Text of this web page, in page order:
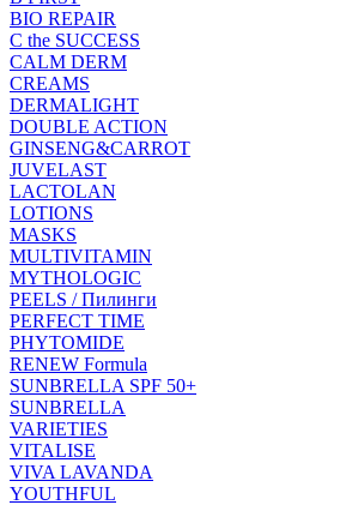
BIO REPAIR
C the SUCCESS
CALM DERM
CREAMS
DERMALIGHT
DOUBLE ACTION
GINSENG&CARROT
JUVELAST
LACTOLAN
LOTIONS
MASKS
MULTIVITAMIN
MYTHOLOGIC
PEELS / Пилинги
PERFECT TIME
PHYTOMIDE
RENEW Formula
SUNBRELLA SPF 50+
SUNBRELLA
VARIETIES
VITALISE
VIVA LAVANDA
YOUTHFUL